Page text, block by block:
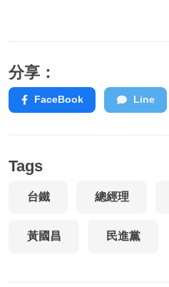
分享：
FaceBook Line
Tags
台鐵 總經理
黃國昌 民進黨